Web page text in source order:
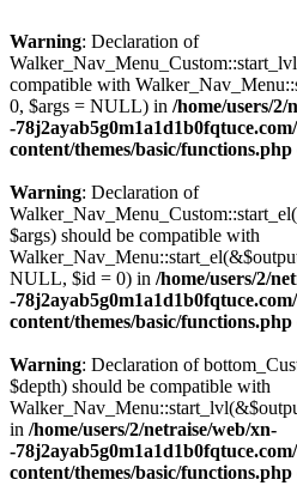
Warning: Declaration of
compatible with
0, $args = NULL) in /home/users/2/
-
content/themes/basic/functions.php
Warning: Declaration of
$args) should be compatible with
NULL, $id = 0) in /home/users/2/
-
content/themes/basic/functions.php
Warning: Declaration of
$depth) should be compatible with
in /home/users/2/netraise/web/xn-
-
content/themes/basic/functions.php